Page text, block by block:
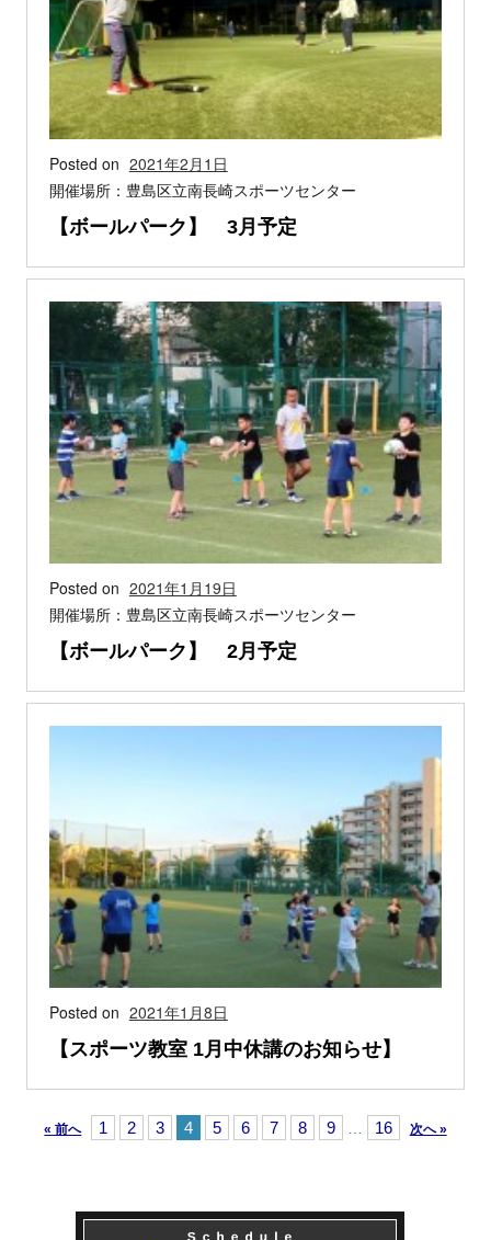
Posted on 2021年2月1日
開催場所：豊島区立南長崎スポーツセンター
【ボールパーク】 3月予定
Posted on 2021年1月19日
開催場所：豊島区立南長崎スポーツセンター
【ボールパーク】 2月予定
Posted on 2021年1月8日
【スポーツ教室 1月中休講のお知らせ】
« 前へ 1 2 3 4 5 6 7 8 9 16 次へ »